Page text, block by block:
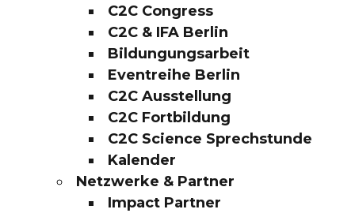
C2C Congress
C2C & IFA Berlin
Bildungungsarbeit
Eventreihe Berlin
C2C Ausstellung
C2C Fortbildung
C2C Science Sprechstunde
Kalender
Netzwerke & Partner
Impact Partner